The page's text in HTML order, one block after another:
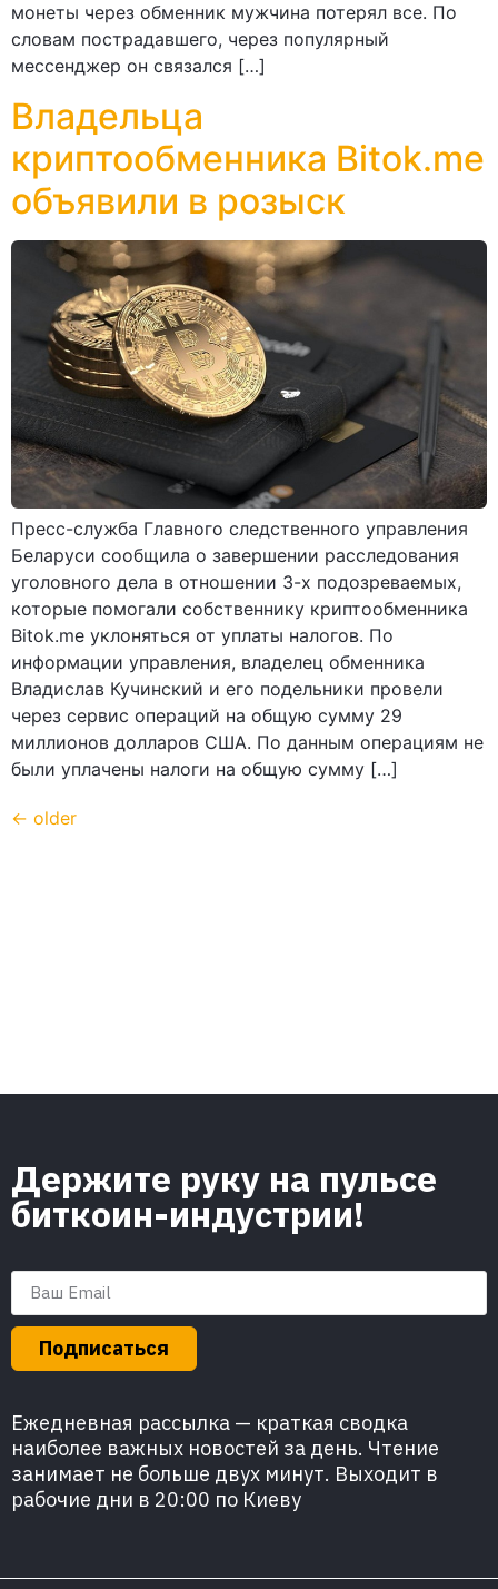
монеты через обменник мужчина потерял все. По
словам пострадавшего, через популярный
мессенджер он связался […]
Владельца
криптообменника Bitok.me
объявили в розыск
Пресс-служба Главного следственного управления
Беларуси сообщила о завершении расследования
уголовного дела в отношении 3-х подозреваемых,
которые помогали собственнику криптообменника
Bitok.me уклоняться от уплаты налогов. По
информации управления, владелец обменника
Владислав Кучинский и его подельники провели
через сервис операций на общую сумму 29
миллионов долларов США. По данным операциям не
были уплачены налоги на общую сумму […]
← older
Держите руку на пульсе
биткоин-индустрии!
Подписаться
Ежедневная рассылка — краткая сводка
наиболее важных новостей за день. Чтение
занимает не больше двух минут. Выходит в
рабочие дни в 20:00 по Киеву